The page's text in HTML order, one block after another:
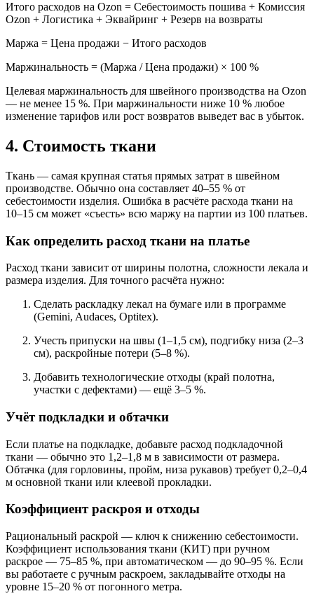
Итого расходов на Ozon = Себестоимость пошива + Комиссия
Ozon + Логистика + Эквайринг + Резерв на возвраты
Маржа = Цена продажи − Итого расходов
Маржинальность = (Маржа / Цена продажи) × 100 %
Целевая маржинальность для швейного производства на Ozon
— не менее 15 %. При маржинальности ниже 10 % любое
изменение тарифов или рост возвратов выведет вас в убыток.
4. Стоимость ткани
Ткань — самая крупная статья прямых затрат в швейном
производстве. Обычно она составляет 40–55 % от
себестоимости изделия. Ошибка в расчёте расхода ткани на
10–15 см может «съесть» всю маржу на партии из 100 платьев.
Как определить расход ткани на платье
Расход ткани зависит от ширины полотна, сложности лекала и
размера изделия. Для точного расчёта нужно:
Сделать раскладку лекал на бумаге или в программе
(Gemini, Audaces, Optitex).
Учесть припуски на швы (1–1,5 см), подгибку низа (2–3
см), раскройные потери (5–8 %).
Добавить технологические отходы (край полотна,
участки с дефектами) — ещё 3–5 %.
Учёт подкладки и обтачки
Если платье на подкладке, добавьте расход подкладочной
ткани — обычно это 1,2–1,8 м в зависимости от размера.
Обтачка (для горловины, пройм, низа рукавов) требует 0,2–0,4
м основной ткани или клеевой прокладки.
Коэффициент раскроя и отходы
Рациональный раскрой — ключ к снижению себестоимости.
Коэффициент использования ткани (КИТ) при ручном
раскрое — 75–85 %, при автоматическом — до 90–95 %. Если
вы работаете с ручным раскроем, закладывайте отходы на
уровне 15–20 % от погонного метра.